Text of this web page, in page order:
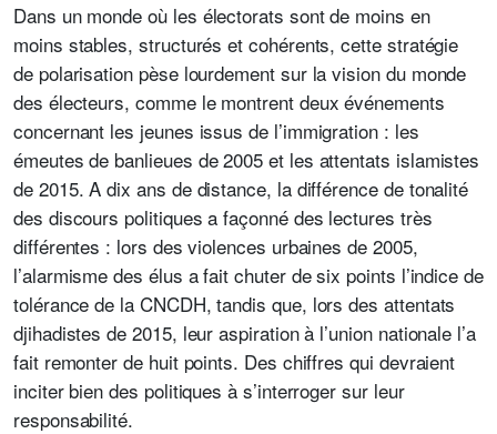
Dans un monde où les électorats sont de moins en
moins stables, structurés et cohérents, cette stratégie
de polarisation pèse lourdement sur la vision du monde
des électeurs, comme le montrent deux événements
concernant les jeunes issus de l’immigration : les
émeutes de banlieues de 2005 et les attentats islamistes
de 2015. A dix ans de distance, la différence de tonalité
des discours politiques a façonné des lectures très
différentes : lors des violences urbaines de 2005,
l’alarmisme des élus a fait chuter de six points l’indice de
tolérance de la CNCDH, tandis que, lors des attentats
djihadistes de 2015, leur aspiration à l’union nationale l’a
fait remonter de huit points. Des chiffres qui devraient
inciter bien des politiques à s’interroger sur leur
responsabilité.